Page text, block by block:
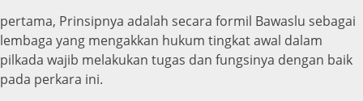
pertama, Prinsipnya adalah secara formil Bawaslu sebagai
lembaga yang mengakkan hukum tingkat awal dalam
pilkada wajib melakukan tugas dan fungsinya dengan baik
pada perkara ini.